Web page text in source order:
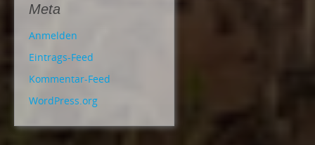
Meta
Anmelden
Eintrags-Feed
Kommentar-Feed
WordPress.org